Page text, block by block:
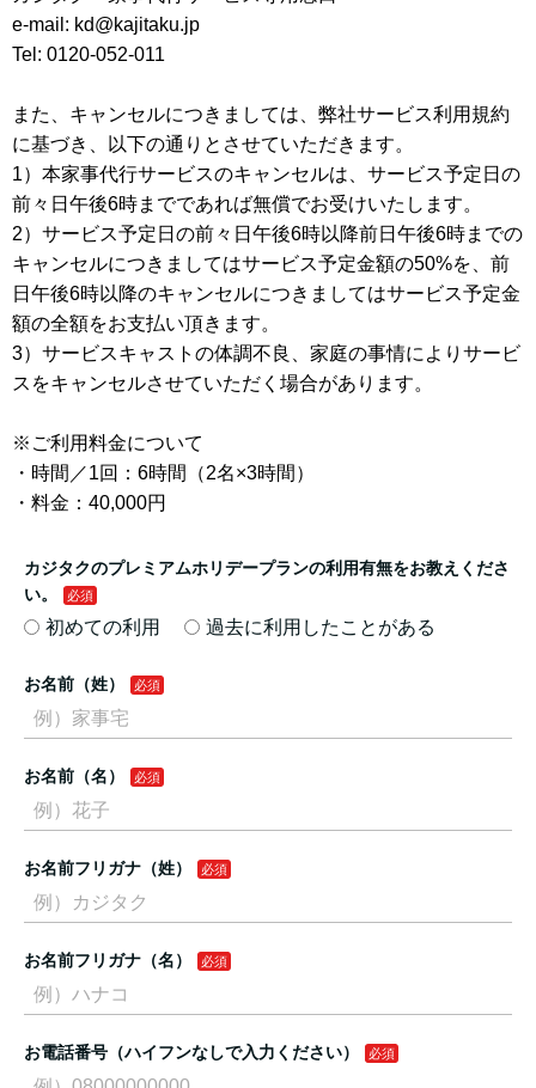
e-mail: kd@kajitaku.jp
Tel: 0120-052-011
また、キャンセルにつきましては、弊社サービス利用規約
に基づき、以下の通りとさせていただきます。
1）本家事代行サービスのキャンセルは、サービス予定日の
前々日午後6時までであれば無償でお受けいたします。
2）サービス予定日の前々日午後6時以降前日午後6時までの
キャンセルにつきましてはサービス予定金額の50%を、前
日午後6時以降のキャンセルにつきましてはサービス予定金
額の全額をお支払い頂きます。
3）サービスキャストの体調不良、家庭の事情によりサービ
スをキャンセルさせていただく場合があります。
※ご利用料金について
・時間／1回：6時間（2名×3時間）
・料金：40,000円
カジタクのプレミアムホリデープランの利用有無をお教えくださ
い。
初めての利用 過去に利用したことがある
お名前（姓）
お名前（名）
お名前フリガナ（姓）
お名前フリガナ（名）
お電話番号（ハイフンなしで入力ください）